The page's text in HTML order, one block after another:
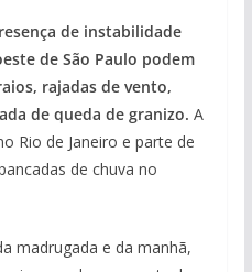
de instabilidade
de São Paulo podem
rajadas de vento,
de queda de granizo. A
Rio de Janeiro e parte de
de chuva no
madrugada e da manhã,